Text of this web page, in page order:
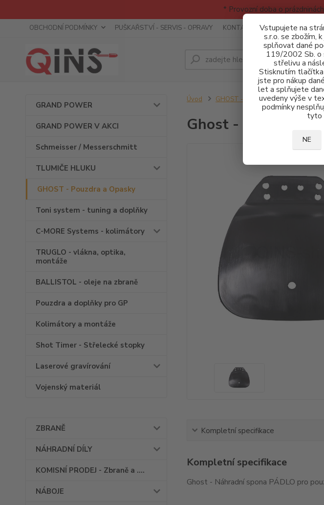
* Provozní doba o
Vstupujete na
s.r.o. se zbožím,
splňovat dané
119/2002 Sb. o
střelivu a
Stisknutím
jste pro nákup
let a splňujete
uvedeny výše v
podmínky
tyto
NE
OBCHODNÍ PODMÍNKY PUŠKAŘSTVÍ - SERVIS - OPRAVY KONTAKTY RECENZE - INFO
GRAND POWER
GRAND POWER V AKCI
Schmeisser / Messerschmitt
TLUMIČE HLUKU
GHOST - Pouzdra a Opasky
Toni system - tuning a doplňky
C-MORE Systems - kolimátory
TRUGLO - vlákna, optika,
montáže
BALLISTOL - oleje na zbraně
Pouzdra a doplňky pro GP
Kolimátory a montáže
Shot Timer - Střelecké stopky
Laserové gravírování
Vojenský materiál
ZBRANĚ
NÁHRADNÍ DÍLY
KOMISNÍ PRODEJ - Zbraně a ....
NÁBOJE
Úvod GHOST - Pouzdra a Opasky
Ghost - Náhradní
Kompletní specifikace
Kompletní specifikace
Ghost - Náhradní spona PÁDLO pro